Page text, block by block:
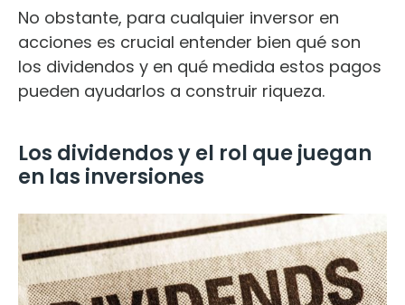
No obstante, para cualquier inversor en
acciones es crucial entender bien qué son
los dividendos y en qué medida estos pagos
pueden ayudarlos a construir riqueza.
Los dividendos y el rol que juegan
en las inversiones